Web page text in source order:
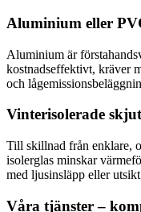
Aluminium eller
Aluminium är
kostnadseffektivt, kräver
och
Vinterisolerade
Till skillnad från enklare,
isolerglas minskar
med ljusinsläpp eller
Våra tjänster –